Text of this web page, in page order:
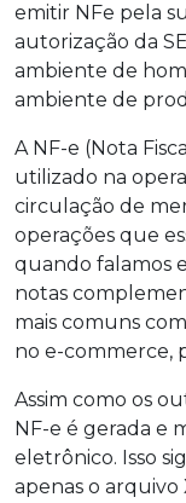
emitir NFe pela
autorização da
ambiente de
ambiente de
A NF-e (Nota
utilizado na
circulação de
operações que
quando falamos
notas
mais comuns
no e-commerce,
Assim como os
NF-e é gerada e
eletrônico. Isso
apenas o arquivo